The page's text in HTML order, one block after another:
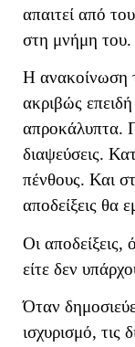
απαιτεί από
στη μνήμη του.
Η ανακοίνωση
ακριβώς
απροκάλυπτα.
διαψεύσεις.
πένθους. Και
αποδείξεις θα
Οι αποδείξεις,
είτε δεν
Όταν
ισχυρισμό, τις